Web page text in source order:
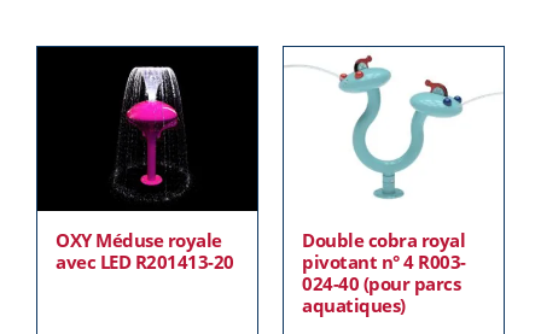
OXY Méduse royale
avec LED R201413-20
Double cobra royal
pivotant n° 4 R003-
024-40 (pour parcs
aquatiques)